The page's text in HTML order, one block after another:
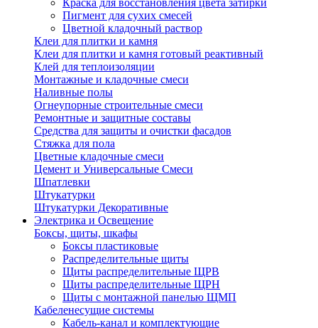
Краска для восстановления цвета затирки
Пигмент для сухих смесей
Цветной кладочный раствор
Клеи для плитки и камня
Клеи для плитки и камня готовый реактивный
Клей для теплоизоляции
Монтажные и кладочные смеси
Наливные полы
Огнеупорные строительные смеси
Ремонтные и защитные составы
Средства для защиты и очистки фасадов
Стяжка для пола
Цветные кладочные смеси
Цемент и Универсальные Смеси
Шпатлевки
Штукатурки
Штукатурки Декоративные
Электрика и Освещение
Боксы, щиты, шкафы
Боксы пластиковые
Распределительные щиты
Щиты распределительные ЩРВ
Щиты распределительные ЩРН
Щиты с монтажной панелью ЩМП
Кабеленесущие системы
Кабель-канал и комплектующие